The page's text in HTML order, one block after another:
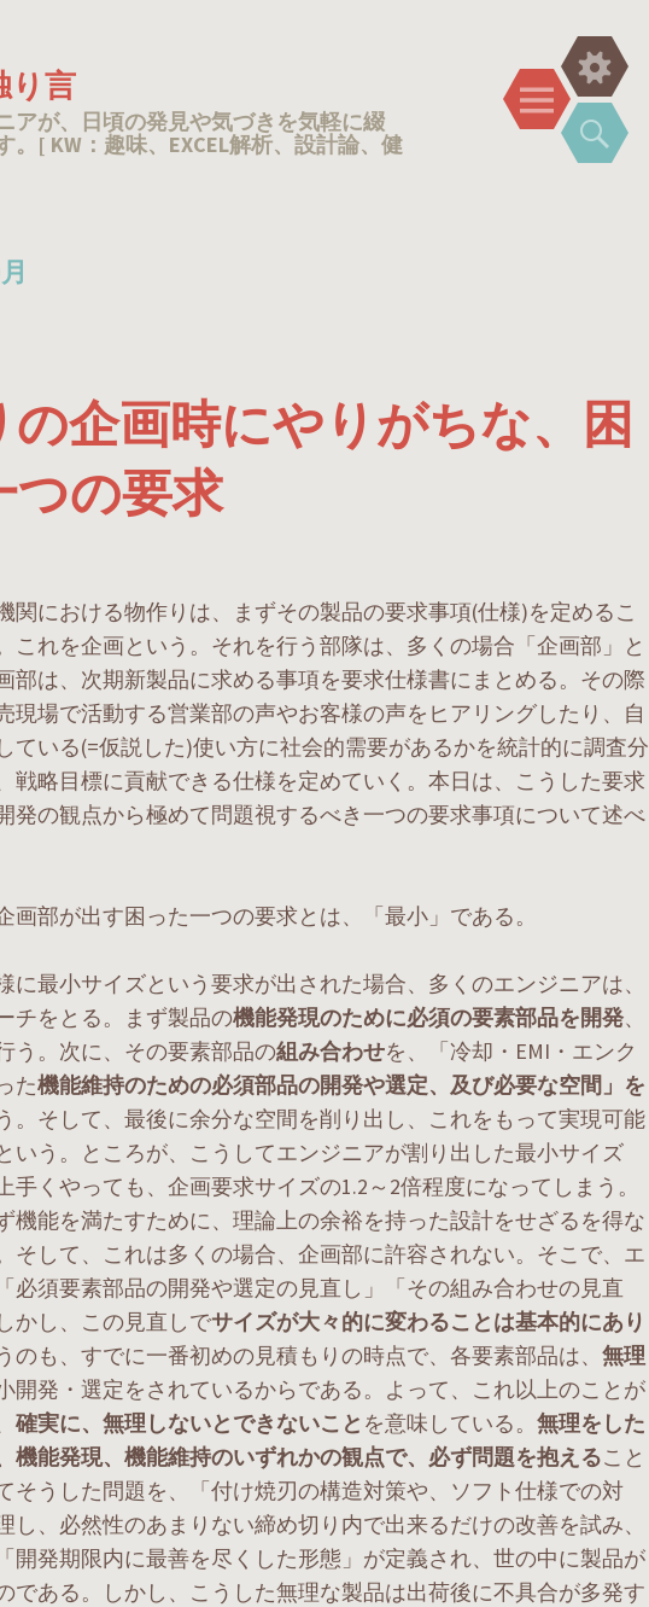
り言
アが、日頃の発見や気づきを気軽に綴
。[ KW：趣味、EXCEL解析、設計論、健
メ
ニ
ウ
ィ
ジ
ェ
検
索
の企画時にやりがちな、困
つの要求
関における物作りは、まずその製品の要求事項(仕様)を定めるこ
これを企画という。それを行う部隊は、多くの場合「企画部」と
部は、次期新製品に求める事項を要求仕様書にまとめる。その際
現場で活動する営業部の声やお客様の声をヒアリングしたり、自
ている(=仮説した)使い方に社会的需要があるかを統計的に調査分
戦略目標に貢献できる仕様を定めていく。本日は、こうした要求
発の観点から極めて問題視するべき一つの要求事項について述べ
部が出す困った一つの要求とは、「最小」である。
最小サイズという要求が出された場合、多くのエンジニアは、
チをとる。まず製品の機能発現のために必須の要素部品を開発、
う。次に、その要素部品の組み合わせを、「冷却・EMI・エンク
た機能維持のための必須部品の開発や選定、及び必要な空間」を
。そして、最後に余分な空間を削り出し、これをもって実現可能
いう。ところが、こうしてエンジニアが割り出した最小サイズ
手くやっても、企画要求サイズの1.2～2倍程度になってしまう。
機能を満たすために、理論上の余裕を持った設計をせざるを得な
そして、これは多くの場合、企画部に許容されない。そこで、エ
必須要素部品の開発や選定の見直し」「その組み合わせの見直
かし、この見直しでサイズが大々的に変わることは基本的にあり
のも、すでに一番初めの見積もりの時点で、各要素部品は、 無理
開発・選定をされているからである。よって、これ以上のことが
確実に、無理しないとできないこと を意味している。 無理をした
機能発現、機能維持のいずれかの観点で、必ず問題を抱えること
そうした問題を、「付け焼刃の構造対策や、ソフト仕様での対
し、必然性のあまりない締め切り内で出来るだけの改善を試み、
開発期限内に最善を尽くした形態」が定義され、世の中に製品が
である。しかし、こうした無理な製品は出荷後に不具合が多発す